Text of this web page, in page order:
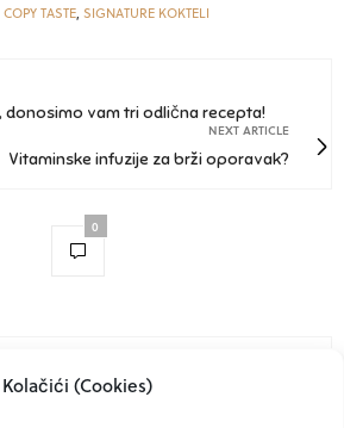
Kolačići (Cookies)
COPY TASTE, SIGNATURE KOKTELI
donosimo vam tri odlična recepta!
NEXT ARTICLE
Vitaminske infuzije za brži oporavak?
0